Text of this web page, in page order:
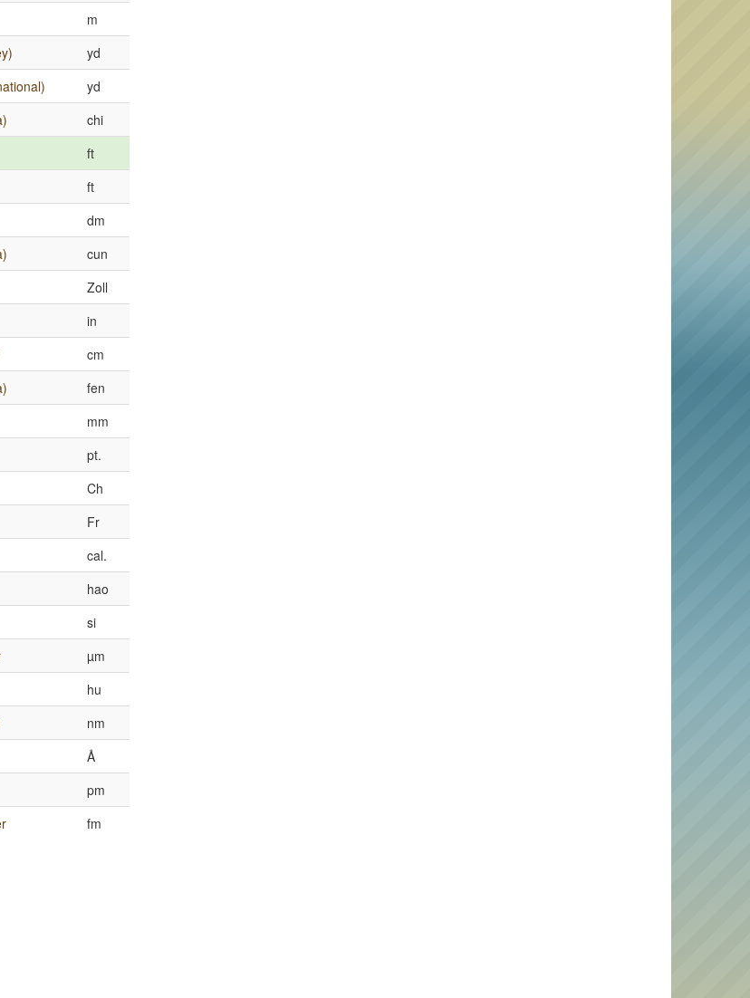
m
yd
yd
chi
ft
ft
dm
cun
Zoll
in
cm
fen
mm
pt.
Ch
Fr
cal.
hao
si
µm
hu
nm
Å
pm
fm